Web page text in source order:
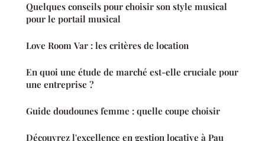
Quelques conseils pour choisir son style musical
pour le portail musical
Love Room Var : les critères de location
En quoi une étude de marché est-elle cruciale pour
une entreprise ?
Guide doudounes femme : quelle coupe choisir
Découvrez l'excellence en gestion locative à Pau